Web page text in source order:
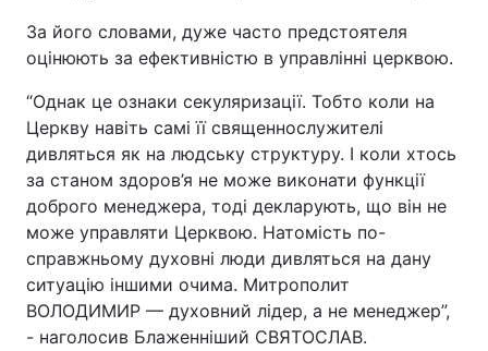
Зброя Інциденти
Здоров'я Туризм
Цікавинки Погода
Відео з Youtube Статті
Інтерв'ю Думки
Архів Вакансії
За його словами, дуже часто предстоятеля
оцінюють за ефективністю в управлінні церквою.
“Однак це ознаки секуляризації. Тобто коли на
Церкву навіть самі її священнослужителі
дивляться як на людську структуру. І коли хтось
за станом здоров’я не може виконати функції
доброго менеджера, тоді декларують, що він не
може управляти Церквою. Натомість по-
справжньому духовні люди дивляться на дану
ситуацію іншими очима. Митрополит
ВОЛОДИМИР — духовний лідер, а не менеджер”,
- наголосив Блаженніший СВЯТОСЛАВ.